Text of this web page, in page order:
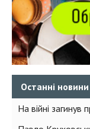
Останні новини
На війні